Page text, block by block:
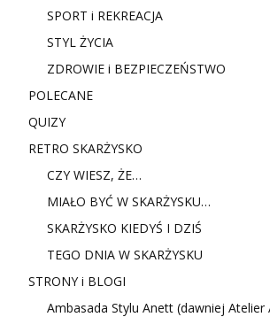
SPORT i REKREACJA
STYL ŻYCIA
ZDROWIE i BEZPIECZEŃSTWO
POLECANE
QUIZY
RETRO SKARŻYSKO
CZY WIESZ, ŻE…
MIAŁO BYĆ W SKARŻYSKU…
SKARŻYSKO KIEDYŚ I DZIŚ
TEGO DNIA W SKARŻYSKU
STRONY i BLOGI
Ambasada Stylu Anett (dawniej Atelier